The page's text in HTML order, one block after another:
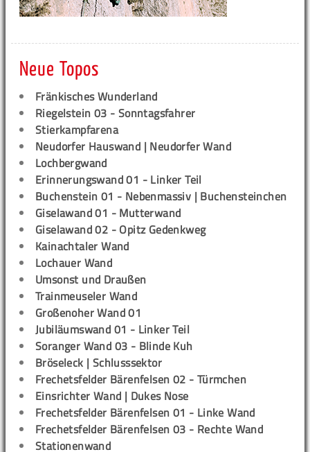
Neue Topos
Fränkisches Wunderland
Riegelstein 03 - Sonntagsfahrer
Stierkampfarena
Neudorfer Hauswand | Neudorfer Wand
Lochbergwand
Erinnerungswand 01 - Linker Teil
Buchenstein 01 - Nebenmassiv | Buchensteinchen
Giselawand 01 - Mutterwand
Giselawand 02 - Opitz Gedenkweg
Kainachtaler Wand
Lochauer Wand
Umsonst und Draußen
Trainmeuseler Wand
Großenoher Wand 01
Jubiläumswand 01 - Linker Teil
Soranger Wand 03 - Blinde Kuh
Bröseleck | Schlusssektor
Frechetsfelder Bärenfelsen 02 - Türmchen
Einsrichter Wand | Dukes Nose
Frechetsfelder Bärenfelsen 01 - Linke Wand
Frechetsfelder Bärenfelsen 03 - Rechte Wand
Stationenwand